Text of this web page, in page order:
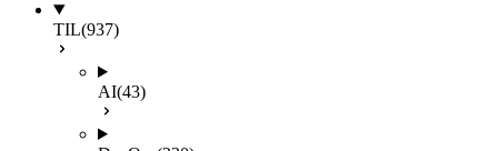
TIL(937)
AI(43)